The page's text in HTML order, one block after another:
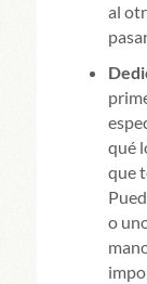
al
qué
que
o